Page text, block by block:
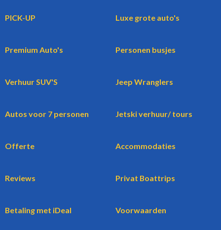
PICK-UP Luxe grote auto's
Premium Auto's Personen busjes
Verhuur SUV'S Jeep Wranglers
Autos voor 7 personen Jetski verhuur/ tours
Offerte Accommodaties
Reviews Privat Boattrips
Betaling met iDeal Voorwaarden